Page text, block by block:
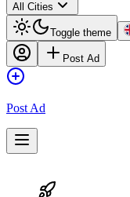
All Cities
Toggle theme
Post Ad
Post Ad